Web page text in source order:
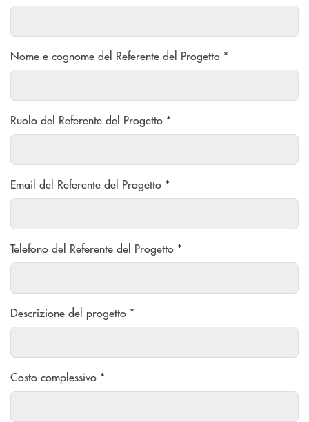
Nome e cognome del Referente del Progetto *
Ruolo del Referente del Progetto *
Email del Referente del Progetto *
Telefono del Referente del Progetto *
Descrizione del progetto *
Costo complessivo *